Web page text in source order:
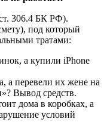
306.4 БК РФ).
под который
тратами:
а купили iPhone
а перевели их жене на
Вывод средств.
дома в коробках, а
условий